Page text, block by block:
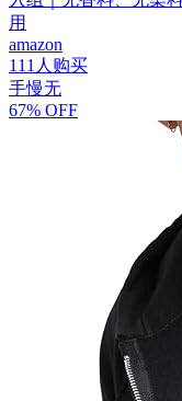
用
amazon
111人购买
手慢无
67% OFF